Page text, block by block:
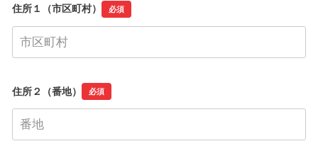
住所１（市区町村） 必須
住所２（番地） 必須